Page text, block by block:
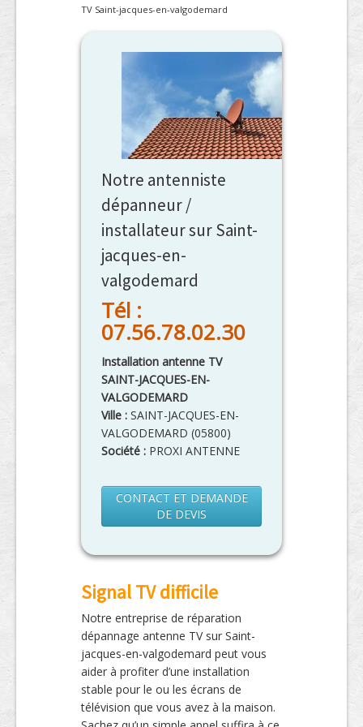
TV Saint-jacques-en-valgodemard
Notre antenniste
dépanneur /
installateur sur Saint-
jacques-en-
valgodemard
Tél :
07.56.78.02.30
Installation antenne TV
SAINT-JACQUES-EN-
VALGODEMARD
Ville : SAINT-JACQUES-EN-
VALGODEMARD (05800)
Société : PROXI ANTENNE
CONTACT ET DEMANDE
DE DEVIS
Signal TV difficile
Notre entreprise de réparation
dépannage antenne TV sur Saint-
jacques-en-valgodemard peut vous
aider à profiter d’une installation
stable pour le ou les écrans de
télévision que vous avez à la maison.